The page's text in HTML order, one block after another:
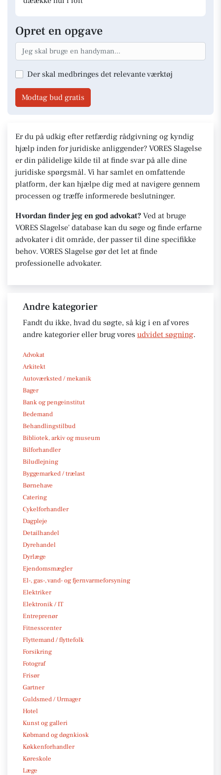
Opret en opgave
Der skal medbringes det relevante værktøj
Modtag bud gratis
Er du på udkig efter retfærdig rådgivning og kyndig
hjælp inden for juridiske anliggender? VORES Slagelse
er din pålidelige kilde til at finde svar på alle dine
juridiske spørgsmål. Vi har samlet en omfattende
platform, der kan hjælpe dig med at navigere gennem
processen og træffe informerede beslutninger.
Hvordan finder jeg en god advokat? Ved at bruge
VORES Slagelse' database kan du søge og finde erfarne
advokater i dit område, der passer til dine specifikke
behov. VORES Slagelse gør det let at finde
professionelle advokater.
Andre kategorier
Fandt du ikke, hvad du søgte, så kig i en af vores
andre kategorier eller brug vores udvidet søgning.
Advokat
Arkitekt
Autoværksted / mekanik
Bager
Bank og pengeinstitut
Bedemand
Behandlingstilbud
Bibliotek, arkiv og museum
Bilforhandler
Biludlejning
Byggemarked / trælast
Børnehave
Catering
Cykelforhandler
Dagpleje
Detailhandel
Dyrehandel
Dyrlæge
Ejendomsmægler
El-, gas-, vand- og fjernvarmeforsyning
Elektriker
Elektronik / IT
Entreprenør
Fitnesscenter
Flyttemand / flyttefolk
Forsikring
Fotograf
Frisør
Gartner
Guldsmed / Urmager
Hotel
Kunst og galleri
Købmand og døgnkiosk
Køkkenforhandler
Køreskole
Læge